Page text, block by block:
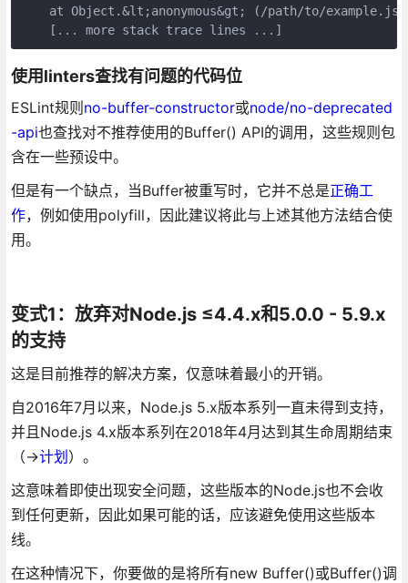
at Object.&lt;anonymous&gt; (/path/to/
    [... more stack trace lines ...]
使用linters查找有问题的代码位
ESLint规则no-buffer-constructor或node/no-deprecated
-api也查找对不推荐使用的Buffer() API的调用，这些规则包
含在一些预设中。
但是有一个缺点，当Buffer被重写时，它并不总是正确工
作，例如使用polyfill，因此建议将此与上述其他方法结合使
用。
变式1：放弃对Node.js ≤4.4.x和5.0.0 - 5.9.x
的支持
这是目前推荐的解决方案，仅意味着最小的开销。
自2016年7月以来，Node.js 5.x版本系列一直未得到支持，
并且Node.js 4.x版本系列在2018年4月达到其生命周期结束
（→计划）。
这意味着即使出现安全问题，这些版本的Node.js也不会收
到任何更新，因此如果可能的话，应该避免使用这些版本
线。
在这种情况下，你要做的是将所有new Buffer()或Buffer()调